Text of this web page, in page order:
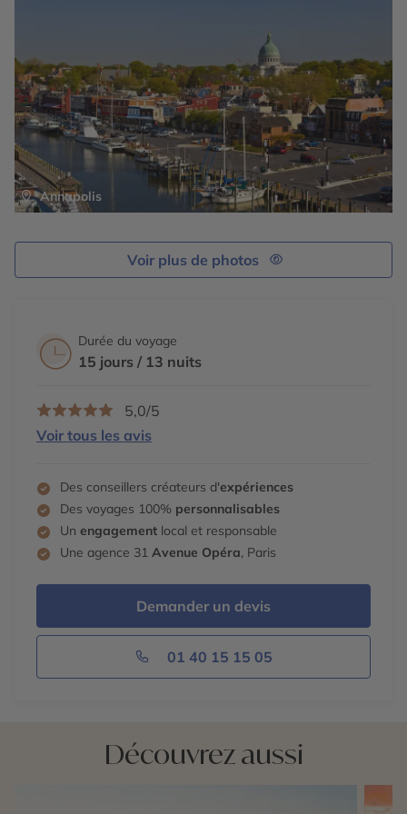
Annapolis
Voir plus de photos
Durée du voyage
15 jours / 13 nuits
5,0/5
Voir tous les avis
Des conseillers créateurs d'expériences
Des voyages 100% personnalisables
Un engagement local et responsable
Une agence 31 Avenue Opéra, Paris
Demander un devis
01 40 15 15 05
Découvrez aussi